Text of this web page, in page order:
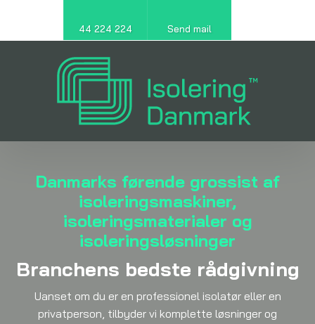
44 224 224 Send mail
Danmarks førende grossist af
isoleringsmaskiner,
isoleringsmaterialer og
isoleringsløsninger​
Branchens bedste rådgivning
Uanset om du er en professionel isolatør eller en
privatperson, tilbyder vi komplette løsninger og